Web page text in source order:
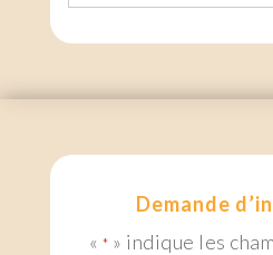
Demande
«* » indique les